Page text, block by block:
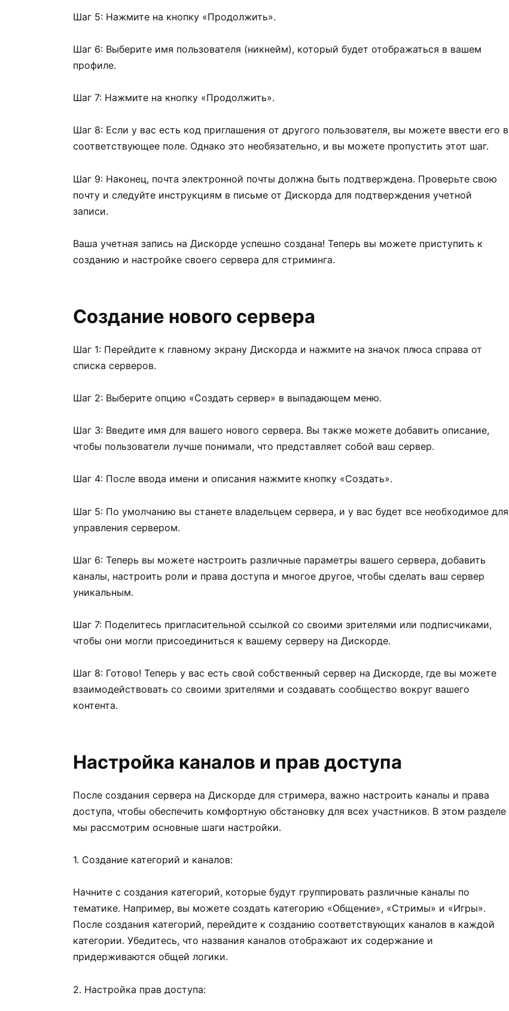
Шаг 5: Нажмите на кнопку «Продолжить».
Шаг 6: Выберите имя пользователя (никнейм), который будет отображаться в вашем
профиле.
Шаг 7: Нажмите на кнопку «Продолжить».
Шаг 8: Если у вас есть код приглашения от другого пользователя, вы можете ввести его в
соответствующее поле. Однако это необязательно, и вы можете пропустить этот шаг.
Шаг 9: Наконец, почта электронной почты должна быть подтверждена. Проверьте свою
почту и следуйте инструкциям в письме от Дискорда для подтверждения учетной
записи.
Ваша учетная запись на Дискорде успешно создана! Теперь вы можете приступить к
созданию и настройке своего сервера для стриминга.
Создание нового сервера
Шаг 1: Перейдите к главному экрану Дискорда и нажмите на значок плюса справа от
списка серверов.
Шаг 2: Выберите опцию «Создать сервер» в выпадающем меню.
Шаг 3: Введите имя для вашего нового сервера. Вы также можете добавить описание,
чтобы пользователи лучше понимали, что представляет собой ваш сервер.
Шаг 4: После ввода имени и описания нажмите кнопку «Создать».
Шаг 5: По умолчанию вы станете владельцем сервера, и у вас будет все необходимое для
управления сервером.
Шаг 6: Теперь вы можете настроить различные параметры вашего сервера, добавить
каналы, настроить роли и права доступа и многое другое, чтобы сделать ваш сервер
уникальным.
Шаг 7: Поделитесь пригласительной ссылкой со своими зрителями или подписчиками,
чтобы они могли присоединиться к вашему серверу на Дискорде.
Шаг 8: Готово! Теперь у вас есть свой собственный сервер на Дискорде, где вы можете
взаимодействовать со своими зрителями и создавать сообщество вокруг вашего
контента.
Настройка каналов и прав доступа
После создания сервера на Дискорде для стримера, важно настроить каналы и права
доступа, чтобы обеспечить комфортную обстановку для всех участников. В этом разделе
мы рассмотрим основные шаги настройки.
1. Создание категорий и каналов:
Начните с создания категорий, которые будут группировать различные каналы по
тематике. Например, вы можете создать категорию «Общение», «Стримы» и «Игры».
После создания категорий, перейдите к созданию соответствующих каналов в каждой
категории. Убедитесь, что названия каналов отображают их содержание и
придерживаются общей логики.
2. Настройка прав доступа: